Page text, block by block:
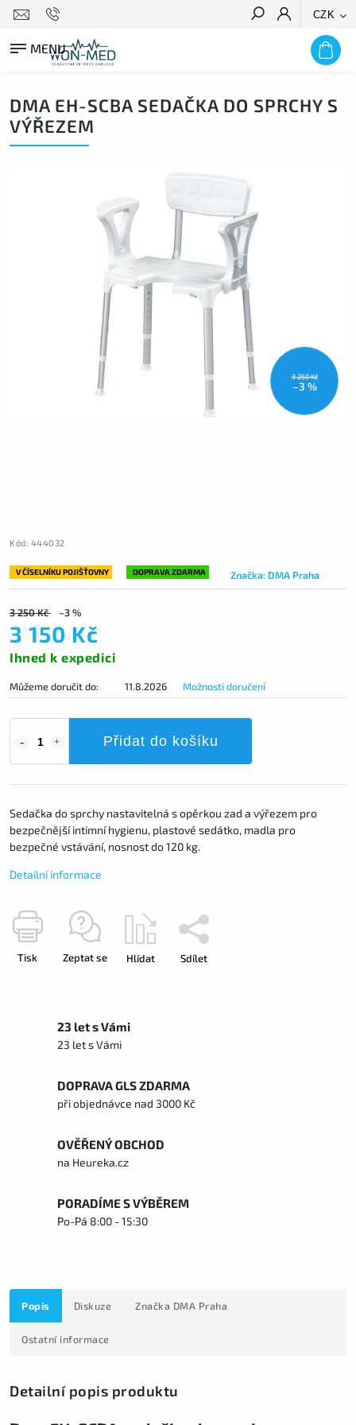
CZK
HLEDAT
DMA EH-SCBA SEDAČKA DO SPRCHY S
VÝŘEZEM
3 250 Kč
–3 %
Kód: 444032
V ČÍSELNÍKU POJIŠŤOVNY DOPRAVA ZDARMA Značka: DMA Praha
3 250 Kč –3 %
3 150 Kč
Ihned k expedici
Můžeme doručit do: 11.8.2026 Možnosti doručení
Přidat do košíku
Sedačka do sprchy nastavitelná s opěrkou zad a výřezem pro
bezpečnější intimní hygienu, plastové sedátko, madla pro
bezpečné vstávání, nosnost do 120 kg.
Detailní informace
Tisk Zeptat se Hlídat Sdílet
23 let s Vámi
23 let s Vámi
DOPRAVA GLS ZDARMA
při objednávce nad 3000 Kč
OVĚŘENÝ OBCHOD
na Heureka.cz
PORADÍME S VÝBĚREM
Po-Pá 8:00 - 15:30
Popis Diskuze Značka DMA Praha
Ostatní informace
Detailní popis produktu